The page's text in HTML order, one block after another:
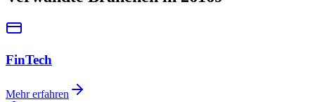
FinTech
Mehr erfahren